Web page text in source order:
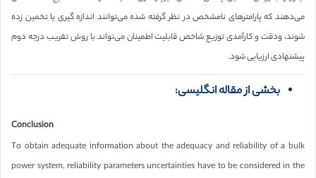
می‌دهند که پارامترهای نامشخص در نظر گرفته شده می‌توانند اندازه گیری یا تخمین زده
شوند، ودقت و کارآمدی توزیع شاخص قابلیت اطمینان می‌تواند با روش تقریب درجه دوم
پیشنهادی ارزیابی شود.
بخشی از مقاله انگلیسی:
Conclusion
To obtain adequate information about the adequacy and reliability of a bulk
power system, reliability parameters uncertainties have to be considered in the